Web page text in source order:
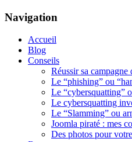
Navigation
Accueil
Blog
Conseils
Réussir sa campagne
Le “phishing” ou
Le “cybersquatting”
Le cybersquatting
Le “Slamming” ou
Joomla piraté : mes
Des photos pour